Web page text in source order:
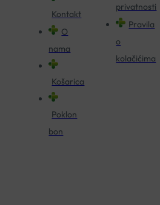
Kontakt
O
nama
Košarica
Poklon
bon
privatnosti
Pravila
o
kolačićima